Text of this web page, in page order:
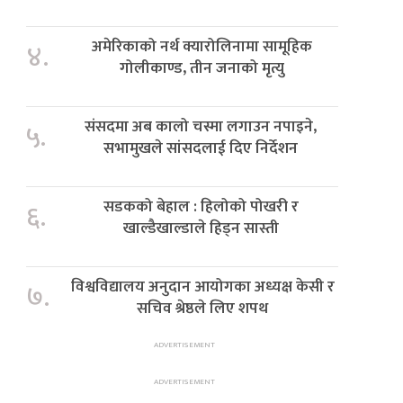
४.
अमेरिकाको नर्थ क्यारोलिनामा सामूहिक
गोलीकाण्ड, तीन जनाको मृत्यु
५.
संसदमा अब कालो चस्मा लगाउन नपाइने,
सभामुखले सांसदलाई दिए निर्देशन
६.
सडकको बेहाल : हिलोको पोखरी र
खाल्डैखाल्डाले हिड्न सास्ती
७.
विश्वविद्यालय अनुदान आयोगका अध्यक्ष केसी र
सचिव श्रेष्ठले लिए शपथ